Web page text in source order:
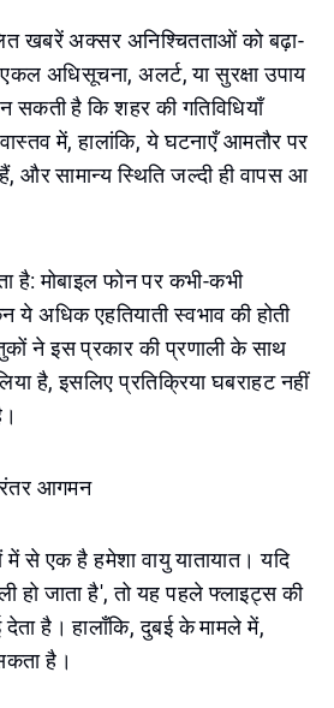
खबरें अक्सर अनिश्चितताओं को बढ़ा-
अधिसूचना, अलर्ट, या सुरक्षा उपाय
है कि शहर की गतिविधियाँ
में, हालांकि, ये घटनाएँ आमतौर पर
और सामान्य स्थिति जल्दी ही वापस आ
है: मोबाइल फोन पर कभी-कभी
ये अधिक एहतियाती स्वभाव की होती
ने इस प्रकार की प्रणाली के साथ
है, इसलिए प्रतिक्रिया घबराहट नहीं
आगमन
से एक है हमेशा वायु यातायात। यदि
हो जाता है', तो यह पहले फ्लाइट्स की
देता है। हालाँकि, दुबई के मामले में,
है।